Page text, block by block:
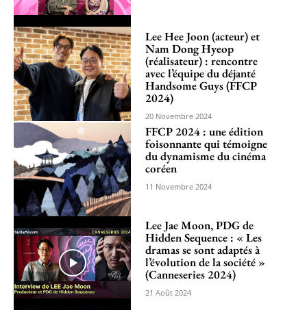
Lee Hee Joon (acteur) et
Nam Dong Hyeop
(réalisateur) : rencontre
avec l’équipe du déjanté
Handsome Guys (FFCP
2024)
20 Novembre 2024
FFCP 2024 : une édition
foisonnante qui témoigne
du dynamisme du cinéma
coréen
11 Novembre 2024
Lee Jae Moon, PDG de
Hidden Sequence : « Les
dramas se sont adaptés à
l’évolution de la société »
(Canneseries 2024)
21 Août 2024